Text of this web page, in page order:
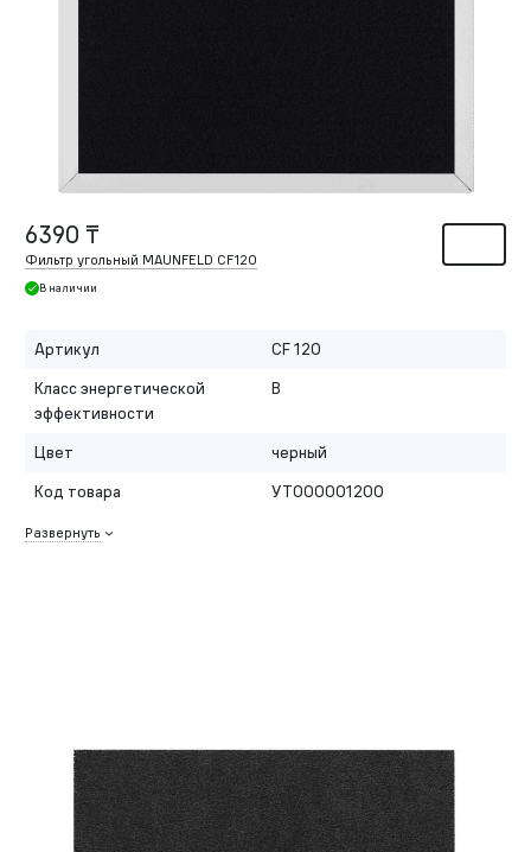
6390 ₸
Фильтр угольный MAUNFELD CF120
В наличии
Артикул
CF 120
Класс энергетической
эффективности
B
Цвет
черный
Код товара
УТ000001200
Развернуть